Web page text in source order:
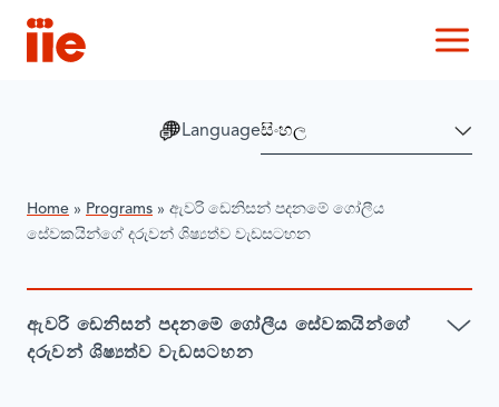
IIE
Language
Home » Programs » ඇවරි ඩෙනිසන් පදනමේ ගෝලීය
සේවකයින්ගේ දරුවන් ශිෂ්‍යත්ව වැඩසටහන
ඇවරි ඩෙනිසන් පදනමේ ගෝලීය සේවකයින්ගේ
දරුවන් ශිෂ්‍යත්ව වැඩසටහන